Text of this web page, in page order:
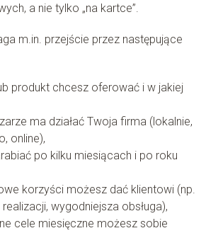
a nie tylko „na kartce”.
m.in. przejście przez następujące
produkt chcesz oferować i w jakiej
ma działać Twoja firma (lokalnie,
online),
po kilku miesiącach i po roku
korzyści możesz dać klientowi (np.
wygodniejsza obsługa),
cele miesięczne możesz sobie